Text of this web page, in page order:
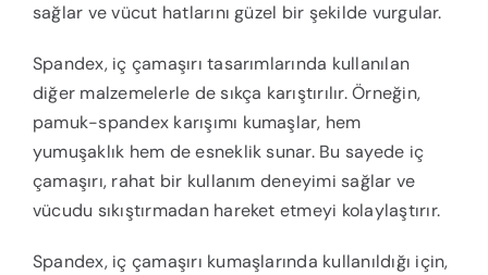
sağlar ve vücut hatlarını güzel bir şekilde vurgular.
Spandex, iç çamaşırı tasarımlarında kullanılan
diğer malzemelerle de sıkça karıştırılır. Örneğin,
pamuk-spandex karışımı kumaşlar, hem
yumuşaklık hem de esneklik sunar. Bu sayede iç
çamaşırı, rahat bir kullanım deneyimi sağlar ve
vücudu sıkıştırmadan hareket etmeyi kolaylaştırır.
Spandex, iç çamaşırı kumaşlarında kullanıldığı için,